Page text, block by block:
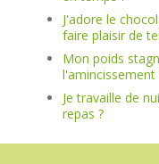
J'adore le
faire plaisir de
Mon poids
l'amincissement
Je travaille de
repas ?